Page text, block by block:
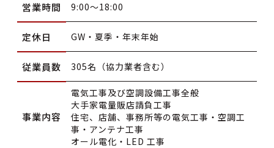
営業時間 9:00～18:00
定休日 GW・夏季・年末年始
従業員数 305名（協力業者含む）
事業内容
電気工事及び空調設備工事全般
大手家電量販店請負工事
住宅、店舗、事務所等の電気工事・空調工
事・アンテナ工事
オール電化・LED 工事